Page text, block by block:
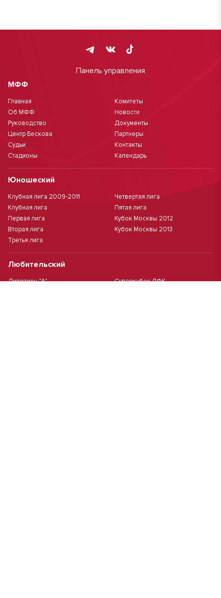
Панель управления
МФФ
Главная
Об МФФ
Руководство
Центр Бескова
Судьи
Стадионы
Комитеты
Новости
Документы
Партнеры
Контакты
Календарь
Юношеский
Клубная лига 2009-2011
Клубная лига
Первая лига
Вторая лига
Третья лига
Четвертая лига
Пятая лига
Кубок Москвы 2012
Кубок Москвы 2013
Любительский
Дивизион "А"
Суперкубок ЛФК